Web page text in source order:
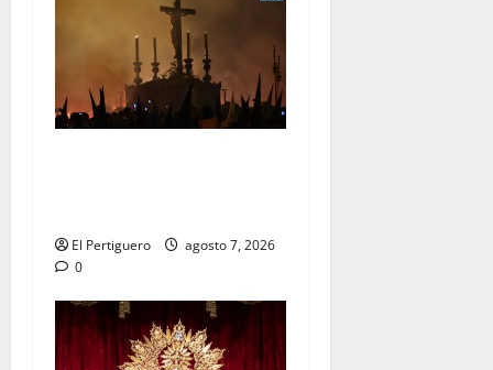
El Pertiguero
agosto 7, 2026
0